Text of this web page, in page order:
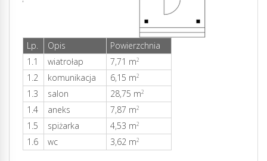
Lp. Opis
Powierzchnia
1.1
wiatrołap 7,71 m2
1.2 komunikacja 6,15 m2
1.3 salon 28,75 m2
1.4 aneks 7,87 m2
1.5 spiżarka 4,53 m2
1.6 wc 3,62 m2